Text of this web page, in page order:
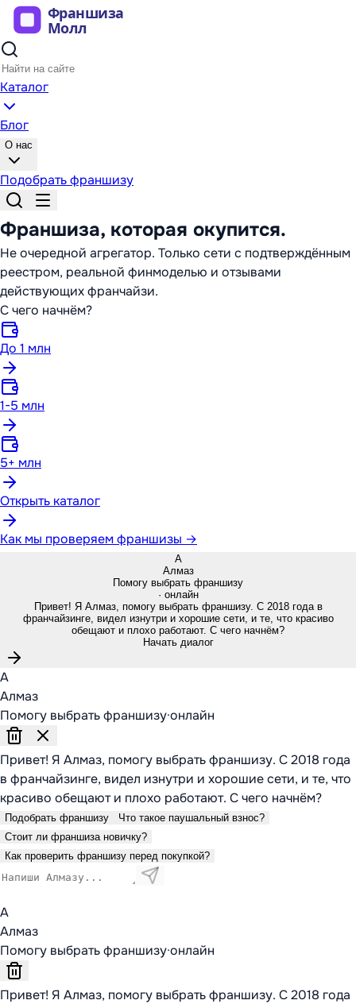
Каталог
Блог
О нас
Подобрать франшизу
Франшиза, которая окупится.
Не очередной агрегатор. Только сети с подтверждённым
реестром, реальной финмоделью и отзывами
действующих франчайзи.
С чего начнём?
До 1 млн
1-5 млн
5+ млн
Открыть каталог
Как мы проверяем франшизы →
А
Алмаз
Помогу выбрать франшизу
· онлайн
Привет! Я Алмаз, помогу выбрать франшизу. С 2018 года в
франчайзинге, видел изнутри и хорошие сети, и те, что красиво
обещают и плохо работают. С чего начнём?
Начать диалог
А
Алмаз
Помогу выбрать франшизу·онлайн
Привет! Я Алмаз, помогу выбрать франшизу. С 2018 года
в франчайзинге, видел изнутри и хорошие сети, и те, что
красиво обещают и плохо работают. С чего начнём?
Подобрать франшизу
Что такое паушальный взнос?
Стоит ли франшиза новичку?
Как проверить франшизу перед покупкой?
А
Алмаз
Помогу выбрать франшизу·онлайн
Привет! Я Алмаз, помогу выбрать франшизу. С 2018 года